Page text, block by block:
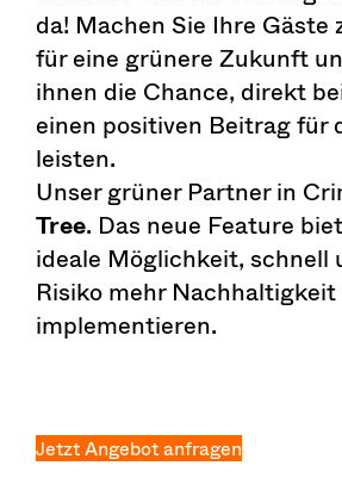
da! Machen Sie Ihre Gäste
für eine grünere Zukunft
ihnen die Chance, direkt
einen positiven Beitrag für
leisten.
Unser grüner Partner in
Tree. Das neue Feature
ideale Möglichkeit, schnell
Risiko mehr Nachhaltigkeit
implementieren.
Jetzt Angebot anfragen